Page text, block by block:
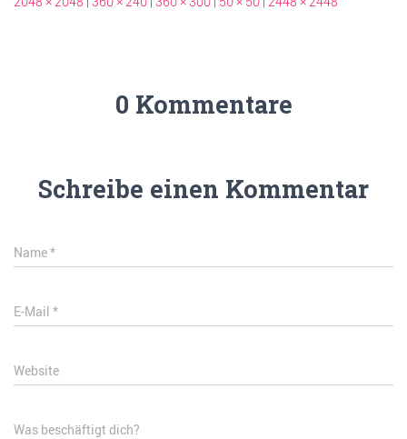
0 Kommentare
Schreibe einen Kommentar
Name*
E-Mail *
Website
Was beschäftigt dich?